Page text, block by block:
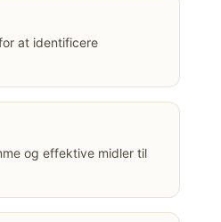
at identificere
og effektive midler til